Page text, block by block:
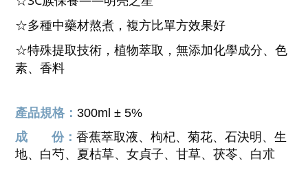
☆多種中藥材熬煮，複方比單方效果好
☆特殊提取技術，植物萃取，無添加化學成分、色
素、香料
產品規格： 300ml ± 5%
成 份： 香蕉萃取液、枸杞、菊花、石決明、生
地、白芍、夏枯草、女貞子、甘草、茯苓、白朮